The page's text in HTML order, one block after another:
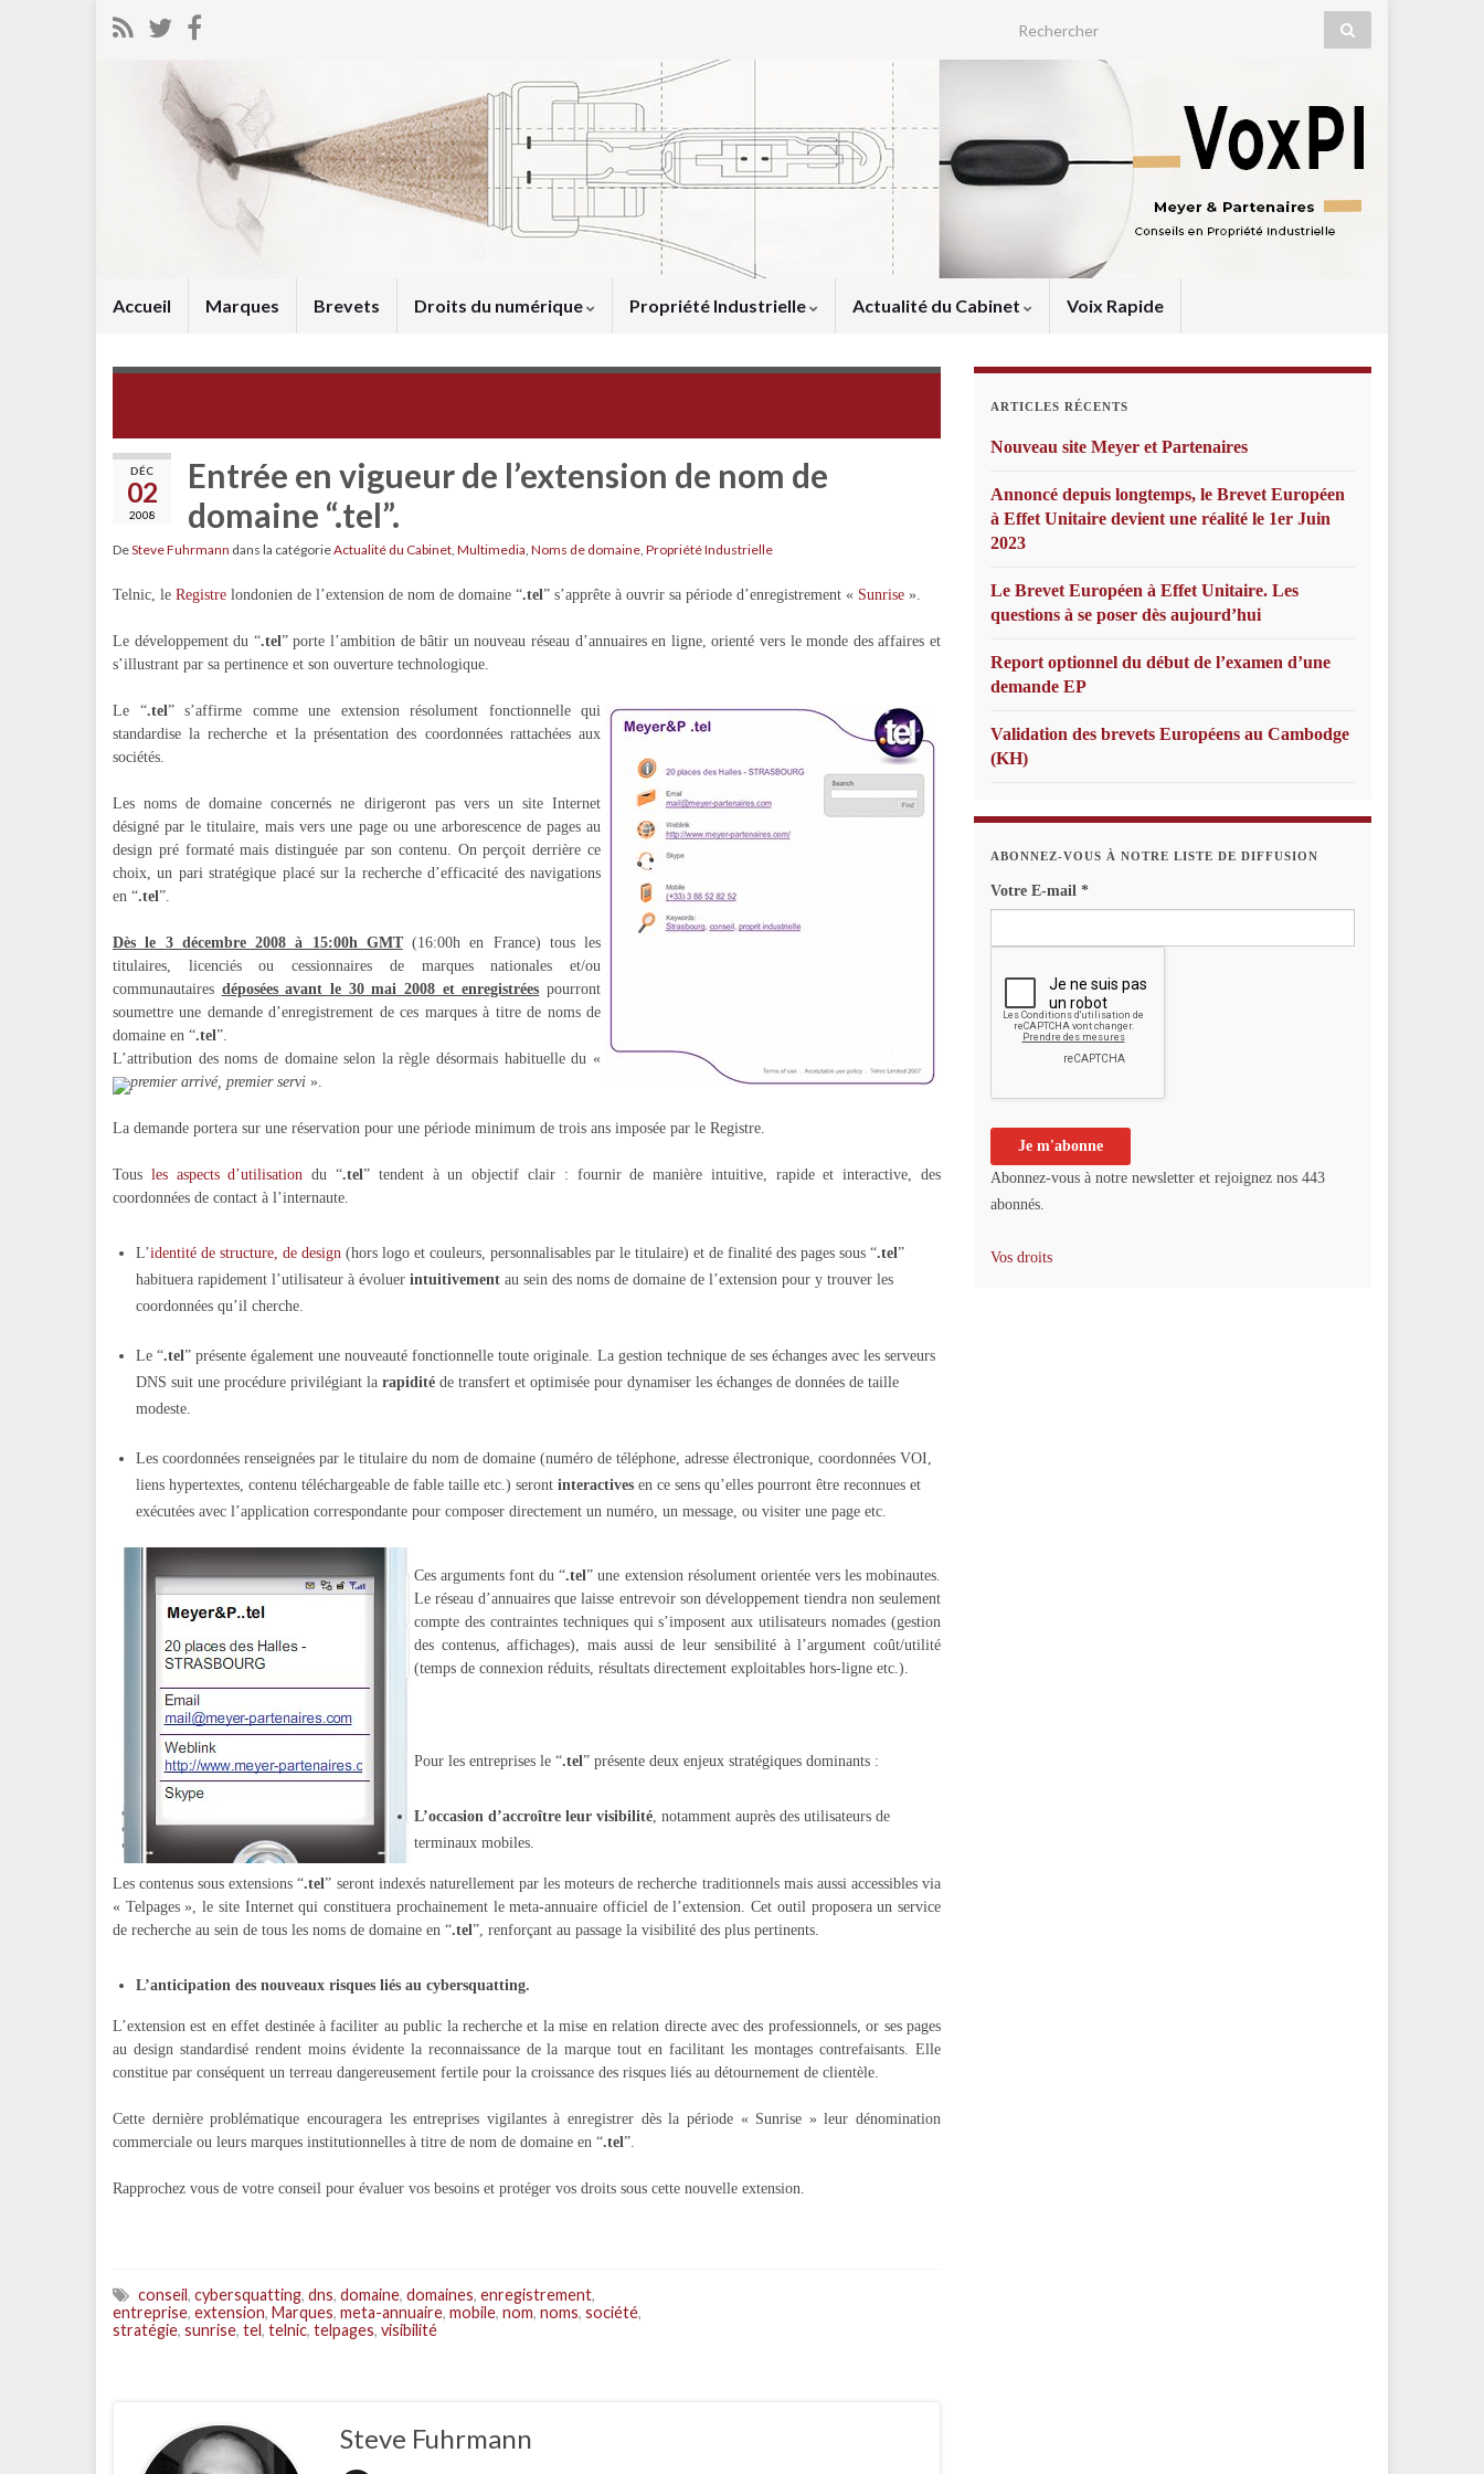
Search for:
Accueil Marques Brevets Droits du numérique Propriété Industrielle Actualité du Cabinet Voix Rapide
DÉC
02
2008
Entrée en vigueur de l’extension de nom de
domaine “.tel”.
DeSteve Fuhrmann dans la catégorieActualité du Cabinet, Multimedia, Noms de domaine, Propriété Industrielle
Telnic, le Registre londonien de l’extension de nom de domaine “.tel” s’apprête à ouvrir sa période d’enregistrement « Sunrise ».
Le développement du “.tel” porte l’ambition de bâtir un nouveau réseau d’annuaires en ligne, orienté vers le monde des affaires et
s’illustrant par sa pertinence et son ouverture technologique.
Le “.tel” s’affirme comme une extension résolument fonctionnelle qui
standardise la recherche et la présentation des coordonnées rattachées aux
sociétés.
Les noms de domaine concernés ne dirigeront pas vers un site Internet
désigné par le titulaire, mais vers une page ou une arborescence de pages au
design pré formaté mais distinguée par son contenu. On perçoit derrière ce
choix, un pari stratégique placé sur la recherche d’efficacité des navigations
en “.tel”.
Dès le 3 décembre 2008 à 15:00h GMT(16:00h en France) tous les
titulaires, licenciés ou cessionnaires de marques nationales et/ou
communautaires déposées avant le 30 mai 2008 et enregistrées pourront
soumettre une demande d’enregistrement de ces marques à titre de noms de
domaine en “.tel”.
L’attribution des noms de domaine selon la règle désormais habituelle du «
premier arrivé, premier servi ».
La demande portera sur une réservation pour une période minimum de trois ans imposée par le Registre.
Tous les aspects d’utilisation du “.tel” tendent à un objectif clair : fournir de manière intuitive, rapide et interactive, des
coordonnées de contact à l’internaute.
L’identité de structure, de design (hors logo et couleurs, personnalisables par le titulaire) et de finalité des pages sous “.tel”
habituera rapidement l’utilisateur à évoluer intuitivement au sein des noms de domaine de l’extension pour y trouver les
coordonnées qu’il cherche.
Le “.tel” présente également une nouveauté fonctionnelle toute originale. La gestion technique de ses échanges avec les serveurs
DNS suit une procédure privilégiant la rapidité de transfert et optimisée pour dynamiser les échanges de données de taille
modeste.
Les coordonnées renseignées par le titulaire du nom de domaine (numéro de téléphone, adresse électronique, coordonnées VOI,
liens hypertextes, contenu téléchargeable de fable taille etc.) seront interactives en ce sens qu’elles pourront être reconnues et
exécutées avec l’application correspondante pour composer directement un numéro, un message, ou visiter une page etc.
Ces arguments font du “.tel” une extension résolument orientée vers les mobinautes.
Le réseau d’annuaires que laisse entrevoir son développement tiendra non seulement
compte des contraintes techniques qui s’imposent aux utilisateurs nomades (gestion
des contenus, affichages), mais aussi de leur sensibilité à l’argument coût/utilité
(temps de connexion réduits, résultats directement exploitables hors-ligne etc.).
Pour les entreprises le “.tel” présente deux enjeux stratégiques dominants :
L’occasion d’accroître leur visibilité, notamment auprès des utilisateurs de
terminaux mobiles.
Les contenus sous extensions “.tel” seront indexés naturellement par les moteurs de recherche traditionnels mais aussi accessibles via
« Telpages », le site Internet qui constituera prochainement le meta-annuaire officiel de l’extension. Cet outil proposera un service
de recherche au sein de tous les noms de domaine en “.tel”, renforçant au passage la visibilité des plus pertinents.
L’anticipation des nouveaux risques liés au cybersquatting.
L’extension est en effet destinée à faciliter au public la recherche et la mise en relation directe avec des professionnels, or ses pages
au design standardisé rendent moins évidente la reconnaissance de la marque tout en facilitant les montages contrefaisants. Elle
constitue par conséquent un terreau dangereusement fertile pour la croissance des risques liés au détournement de clientèle.
Cette dernière problématique encouragera les entreprises vigilantes à enregistrer dès la période « Sunrise » leur dénomination
commerciale ou leurs marques institutionnelles à titre de nom de domaine en “.tel”.
Rapprochez vous de votre conseil pour évaluer vos besoins et protéger vos droits sous cette nouvelle extension.
conseil, cybersquatting, dns, domaine, domaines, enregistrement,
entreprise, extension, Marques, meta-annuaire, mobile, nom, noms, société,
stratégie, sunrise, tel, telnic, telpages, visibilité
Steve Fuhrmann
ARTICLES RÉCENTS
Nouveau site Meyer et Partenaires
Annoncé depuis longtemps, le Brevet Européen
à Effet Unitaire devient une réalité le 1er Juin
2023
Le Brevet Européen à Effet Unitaire. Les
questions à se poser dès aujourd’hui
Report optionnel du début de l’examen d’une
demande EP
Validation des brevets Européens au Cambodge
(KH)
ABONNEZ-VOUS À NOTRE LISTE DE DIFFUSION
Votre E-mail *
Abonnez-vous à notre newsletter et rejoignez nos 443
abonnés.
Vos droits